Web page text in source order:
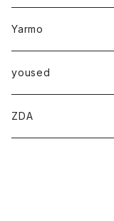
スカート
トップス
ベスト
トップス
Ｔシャツ
Yarmo
アウター
コート
小物
yoused
ZDA